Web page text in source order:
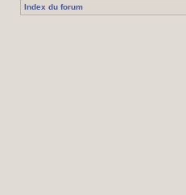
Index du forum